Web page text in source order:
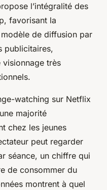
l’intégralité des
favorisant la
de diffusion par
publicitaires,
visionnage très
watching sur Netflix
majorité
chez les jeunes
peut regarder
séance, un chiffre qui
de consommer du
montrent à quel